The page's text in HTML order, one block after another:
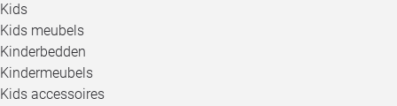
Kids
Kids meubels
Kinderbedden
Kindermeubels
Kids accessoires